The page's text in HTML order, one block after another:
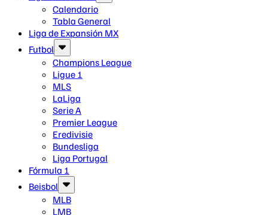
Calendario
Tabla General
Liga de Expansión MX
Futbol
Champions League
Ligue 1
MLS
LaLiga
Serie A
Premier League
Eredivisie
Bundesliga
Liga Portugal
Fórmula 1
Beisbol
MLB
LMB